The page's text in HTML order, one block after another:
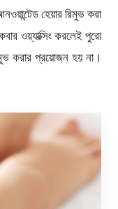
হেয়ার রিমুভ করা
ওয়্যাক্সিং করলেই পুরো
করার প্রয়োজন হয় না।